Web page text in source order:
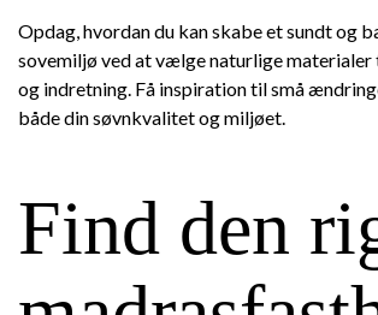
Opdag, hvordan du kan skabe et sundt og
sovemiljø ved at vælge naturlige materialer
og indretning. Få inspiration til små
både din søvnkvalitet og miljøet.
Find den